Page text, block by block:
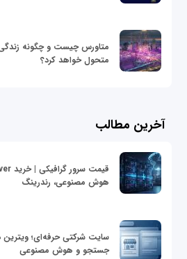
متاورس چیست و چگونه زندگی
متحول خواهد کرد؟
آخرین مطالب
هوش مصنوعی، رندرینگ
سایت شرکتی حرفه‌ای؛ ویترین
جستجو و هوش مصنوعی